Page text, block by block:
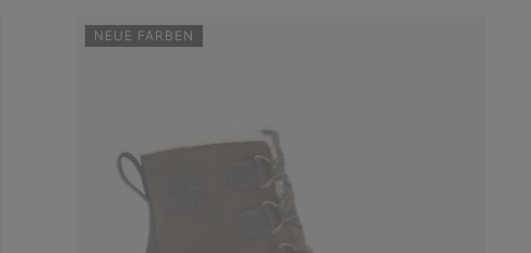
NEUE FARBEN